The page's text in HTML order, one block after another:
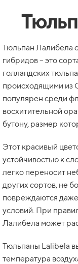
Тюльпан Лалибела
гибридов – это
голландских
происходящими из
популярен среди
восхитительной
бутону, размер
Этот красивый
устойчивостью к
легко переносит
других сортов, не
повреждаются
условий. При
Лалибела может
Тюльпаны Lalibela
температура